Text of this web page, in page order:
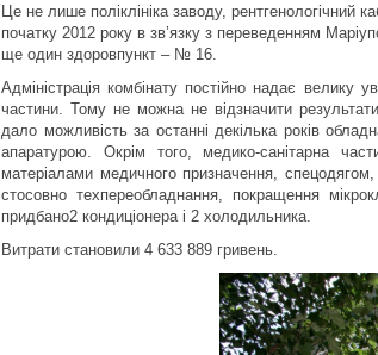
Це не лише поліклініка заводу, рентгенологічний
початку 2012 року в зв’язку з переведенням
ще один здоровпункт – № 16.
Адміністрація комбінату постійно надає велику
частини. Тому не можна не відзначити
дало можливість за останні декілька років
апаратурою. Окрім того, медико-санітарна
матеріалами медичного призначення,
стосовно техпереобладнання, покращення
придбано2 кондиціонера і 2 холодильника.
Витрати становили 4 633 889 гривень.